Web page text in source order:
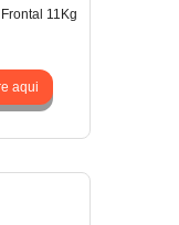
11Kg
aqui